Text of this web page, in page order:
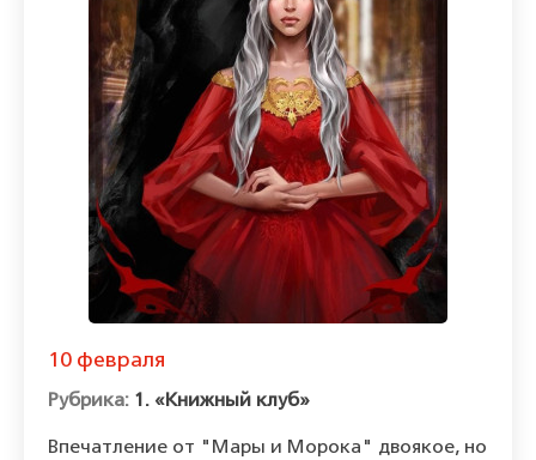
10 февраля
1. «Книжный клуб»
Впечатление от "Мары и Морока" двоякое, но